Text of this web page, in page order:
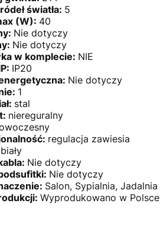
światła: 5
(W): 40
Nie dotyczy
Nie dotyczy
w komplecie: NIE
IP20
Nie dotyczy
1
stal
niereguralny
regulacja zawiesia
biały
Nie dotyczy
Nie dotyczy
Salon, Sypialnia, Jadalnia
Wyprodukowano w Polsce